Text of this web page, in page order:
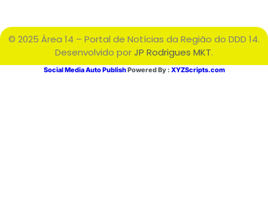
© 2025 Área 14 – Portal de Notícias da Região do DDD 14.
Desenvolvido porJP Rodrigues MKT.
Social Media Auto PublishPowered By : XYZScripts.com